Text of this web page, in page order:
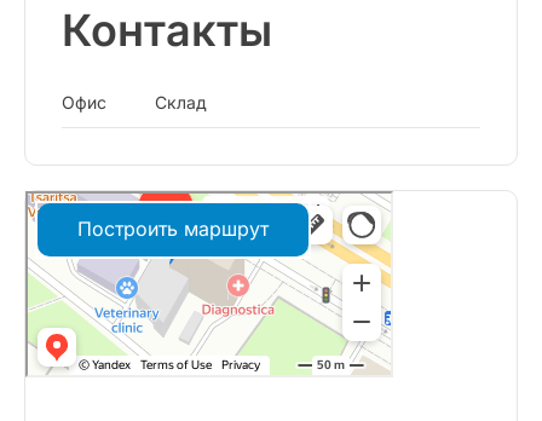
Контакты
Офис Склад
Построить маршрут